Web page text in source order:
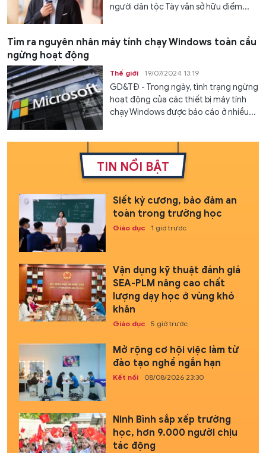
người dân tộc Tày vẫn sở hữu điểm...
Tìm ra nguyên nhân máy tính chạy Windows toàn cầu
ngừng hoạt động
Thế giới 19/07/2024 13:19
GD&TĐ - Trong ngày, tình trạng ngừng
hoạt động của các thiết bị máy tính
chạy Windows được báo cáo ở nhiều...
TIN NỔI BẬT
Siết kỷ cương, bảo đảm an
toàn trong trường học
Giáo dục 1 giờ trước
Vận dụng kỹ thuật đánh giá
SEA-PLM nâng cao chất
lượng dạy học ở vùng khó
khăn
Giáo dục 5 giờ trước
Mở rộng cơ hội việc làm từ
đào tạo nghề ngắn hạn
Kết nối 08/08/2026 23:30
Ninh Bình sắp xếp trường
học, hơn 9.000 người chịu
tác động